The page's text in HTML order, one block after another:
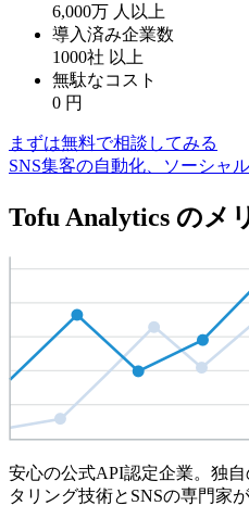
6,000万 人以上
導入済み企業数
1000社 以上
無駄なコスト
0 円
まずは無料で相談してみる
SNS集客の自動化、ソーシャ
Tofu Analytics のメ
安心の公式API認定企業。独
タリング技術とSNSの専門家